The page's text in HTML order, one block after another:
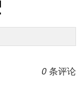
0 条评论